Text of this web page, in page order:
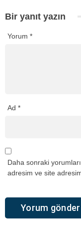
Bir yanıt yazın
Yorum *
Ad *
Daha sonraki
adresim ve site